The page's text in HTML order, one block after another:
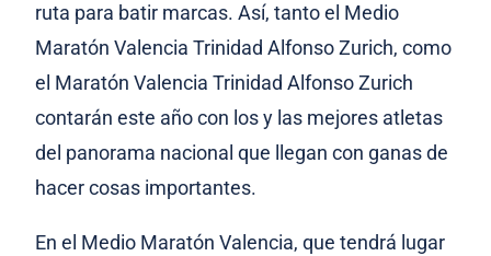
ruta para batir marcas. Así, tanto el Medio
Maratón Valencia Trinidad Alfonso Zurich, como
el Maratón Valencia Trinidad Alfonso Zurich
contarán este año con los y las mejores atletas
del panorama nacional que llegan con ganas de
hacer cosas importantes.
En el Medio Maratón Valencia, que tendrá lugar